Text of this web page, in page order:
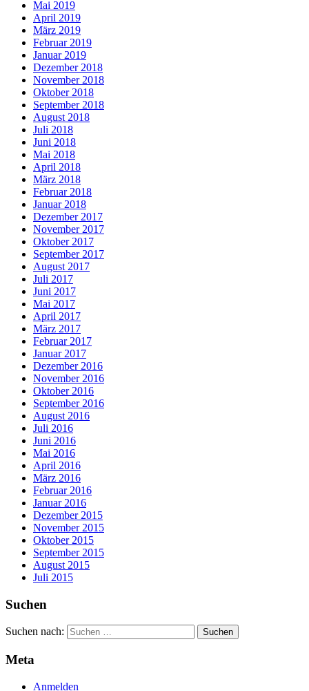
Mai 2019
April 2019
März 2019
Februar 2019
Januar 2019
Dezember 2018
November 2018
Oktober 2018
September 2018
August 2018
Juli 2018
Juni 2018
Mai 2018
April 2018
März 2018
Februar 2018
Januar 2018
Dezember 2017
November 2017
Oktober 2017
September 2017
August 2017
Juli 2017
Juni 2017
Mai 2017
April 2017
März 2017
Februar 2017
Januar 2017
Dezember 2016
November 2016
Oktober 2016
September 2016
August 2016
Juli 2016
Juni 2016
Mai 2016
April 2016
März 2016
Februar 2016
Januar 2016
Dezember 2015
November 2015
Oktober 2015
September 2015
August 2015
Juli 2015
Suchen
Suchen nach:
Meta
Anmelden